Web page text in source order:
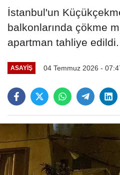
İstanbul'un
balkonlarında çökme
apartman tahliye edildi.
ASAYIŞ 04 Temmuz 2026 -